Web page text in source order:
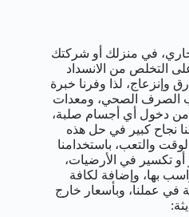
في منزلك أو شركتك
التخلص من الانسداد
وإنزعاج، لذا وفرنا خبرة
الصرف الصحي، ومعدات
من دخول أي أجسام صلبة،
نجاح كبير في حل هذه
والتعب، باستخدامنا
تكسير في الأرضيات،
بها، وإضافة لكافة
عملنا، وبأسعار خارج